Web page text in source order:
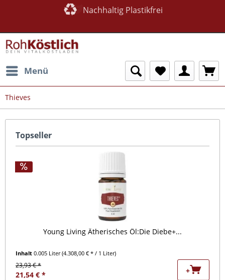
Roh | Vegan | Bio
Nachhaltig Plastikfrei
Menü
Thieves
Topseller
Young Living Ätherisches Öl:Die Diebe+...
Inhalt 0.005 Liter(4.308,00 € * / 1 Liter)
23,93 € *
21,54 € * +